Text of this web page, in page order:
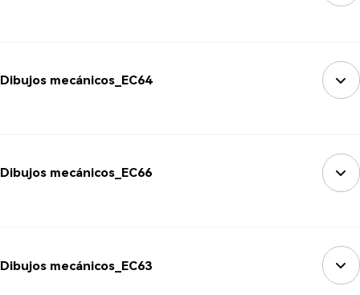
Dibujos mecánicos_EC64
Dibujos mecánicos_EC66
Dibujos mecánicos_EC63